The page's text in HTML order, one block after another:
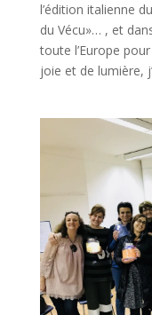
l’édition italienne
du Vécu»… , et
toute l’Europe
joie et de lumière,